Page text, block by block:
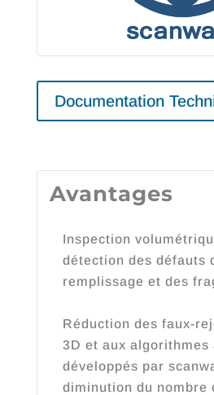
Documentation
Avantages
Inspection
détection des défauts
remplissage et des
Réduction des faux-
3D et aux algorithmes
développés par
diminution du nombre